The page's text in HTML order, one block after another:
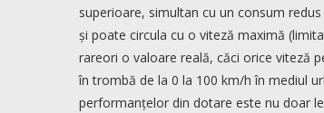
superioare, simultan cu un consum
și poate circula cu o viteză maximă
rareori o valoare reală, căci orice viteză
în trombă de la 0 la 100 km/h în mediul
performanțelor din dotare este nu doar